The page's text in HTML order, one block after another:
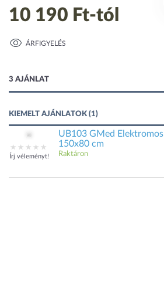
10 190 Ft-tól
ÁRFIGYELÉS
3 AJÁNLAT
KIEMELT AJÁNLATOK (1)
Írj véleményt!
UB103 GMed
150x80 cm
Raktáron